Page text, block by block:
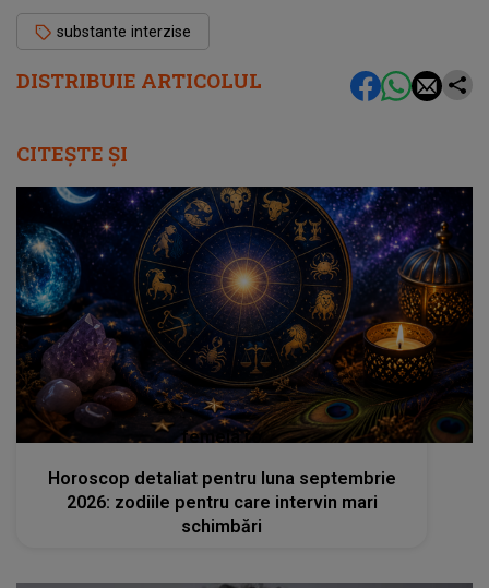
DISTRIBUIE ARTICOLUL
substante interzise
CITEȘTE ȘI
femeia.ro
Horoscop detaliat pentru luna septembrie
2026: zodiile pentru care intervin mari
schimbări